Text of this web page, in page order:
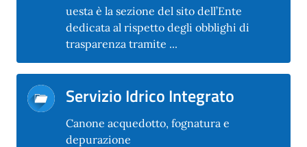
uesta è la sezione del sito dell’Ente
dedicata al rispetto degli obblighi di
trasparenza tramite ...
Servizio Idrico Integrato
Canone acquedotto, fognatura e
depurazione